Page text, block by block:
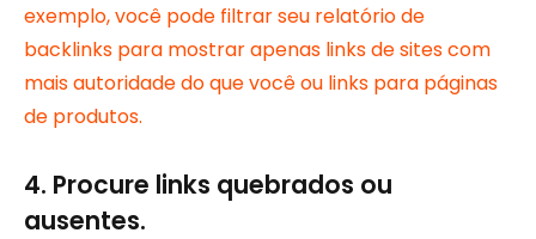
exemplo, você pode filtrar seu relatório de
backlinks para mostrar apenas links de sites com
mais autoridade do que você ou links para páginas
de produtos.
4. Procure links quebrados ou
ausentes.